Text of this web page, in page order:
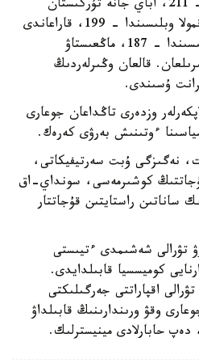
باتىس قازاقستان وبلىسىندا – 211، اباي جانە تۇركىستان
وبلىستارىندا – 200 دەن، اقمولا وبلىسىندا – 199، قاراعاندى
وبلىسىندا – 198، اتىراۋ وبلىسىندا – 187، ماڭعىستاۋ
قاراستىرىلعان. قالعان وڭىرلەردىڭ
وزدەرى تاڭداعان جوعارى
ءوتىنىش بەرۋى كەرەك.
نەگىزگى ۇبت سەرتيفيكاتى،
كوشىرمەسى، سونداي-اق
ساناتىن راستايتىن قۇجاتتار
تۋرالى شەشىمدى ءتيىستى
كوميسسيا قابىلدايدى.
اقپاراتتى جەرگىلىكتى
وقۋ ورىندارىنىڭ قابىلداۋ
دەپ حابارلادى مينيسترلىك.